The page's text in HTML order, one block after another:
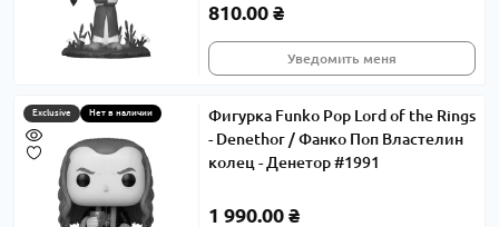
810.00 ₴
Уведомить меня
Exclusive Нет в наличии
Фигурка Funko Pop Lord of the Rings
- Denethor / Фанко Поп Властелин
колец - Денетор #1991
1 990.00 ₴